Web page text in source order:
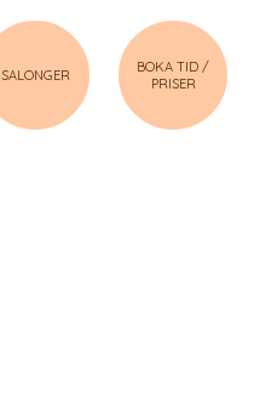
SALONGER
BOKA TID /
PRISER